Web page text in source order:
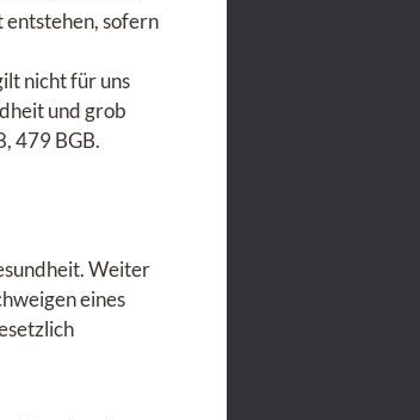
sofern
nicht für uns
und grob
479 BGB.
Weiter
eines